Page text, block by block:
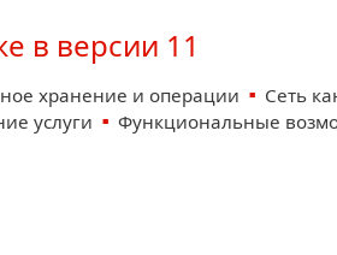
в версии 11
хранение и операции
Сеть
услуги
Функциональные